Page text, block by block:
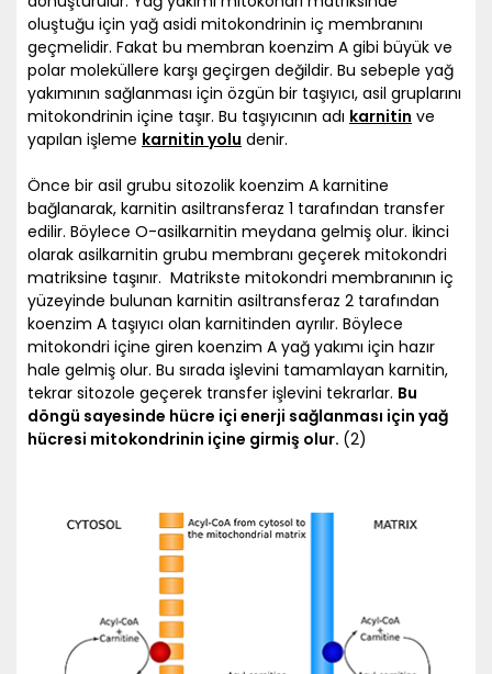
oluştuğu için yağ asidi mitokondrinin iç membranını
geçmelidir. Fakat bu membran koenzim A gibi büyük ve
polar moleküllere karşı geçirgen değildir. Bu sebeple yağ
yakımının sağlanması için özgün bir taşıyıcı, asil gruplarını
mitokondrinin içine taşır. Bu taşıyıcının adı karnitin ve
yapılan işleme karnitin yolu denir.
​Önce bir asil grubu sitozolik koenzim A karnitine
bağlanarak, karnitin asiltransferaz 1 tarafından transfer
edilir. Böylece O-asilkarnitin meydana gelmiş olur. İkinci
olarak asilkarnitin grubu membranı geçerek mitokondri
matriksine taşınır. Matrikste mitokondri membranının iç
yüzeyinde bulunan karnitin asiltransferaz 2 tarafından
koenzim A taşıyıcı olan karnitinden ayrılır. Böylece
mitokondri içine giren koenzim A yağ yakımı için hazır
hale gelmiş olur. Bu sırada işlevini tamamlayan karnitin,
tekrar sitozole geçerek transfer işlevini tekrarlar. Bu
döngü sayesinde hücre içi enerji sağlanması için yağ
hücresi mitokondrinin içine girmiş olur. (2)